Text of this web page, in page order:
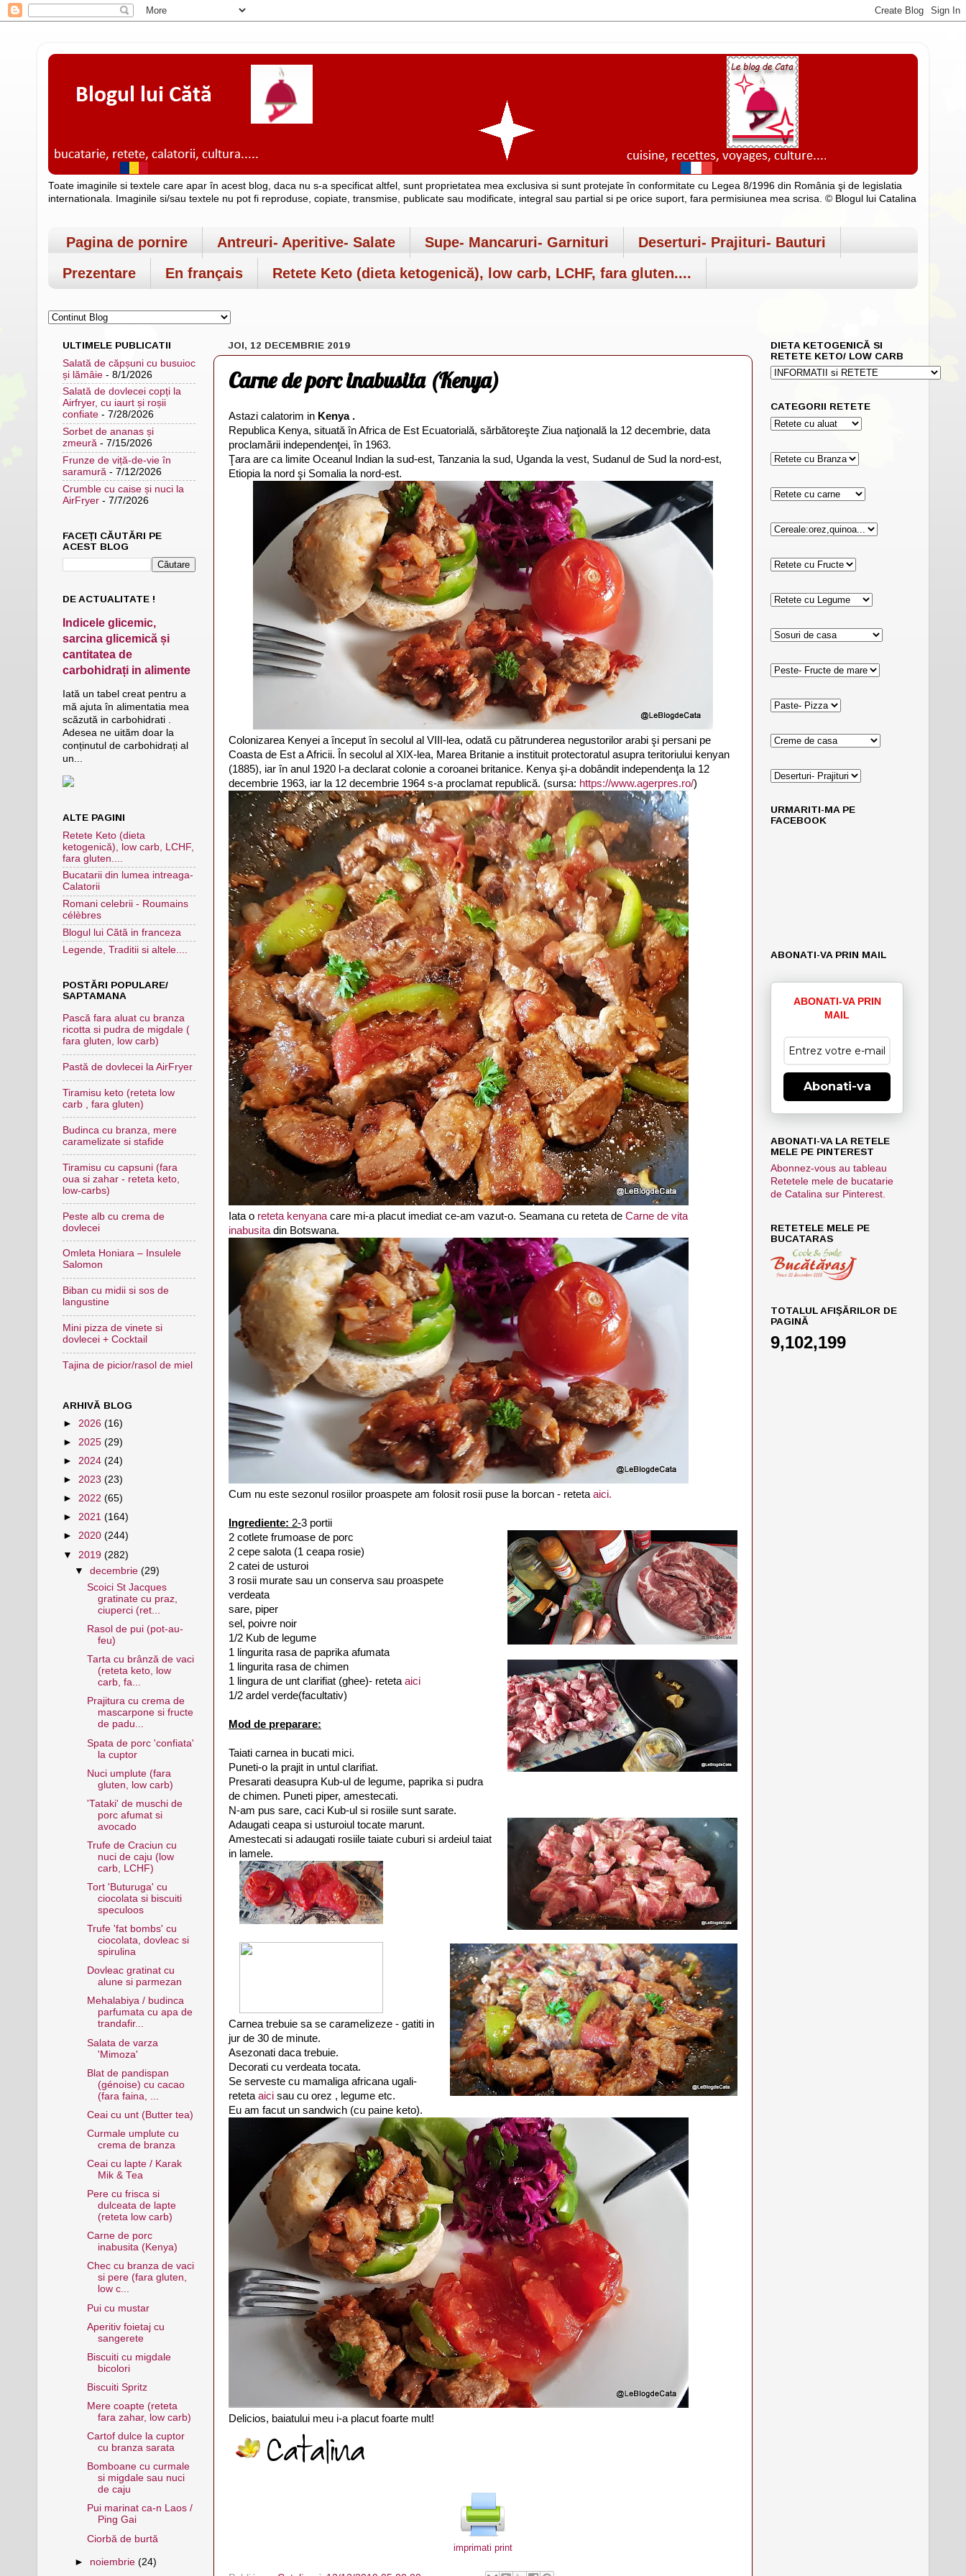
Toate imaginile si textele care apar în acest blog, daca nu s-a specificat altfel, sunt proprietatea mea exclusiva si sunt protejate în conformitate cu Legea 8/1996 din România şi de legislatia
internationala. Imaginile si/sau textele nu pot fi reproduse, copiate, transmise, publicate sau modificate, integral sau partial si pe orice suport, fara permisiunea mea scrisa. © Blogul lui Catalina
Pagina de pornire Antreuri- Aperitive- Salate Supe- Mancaruri- Garnituri
Deserturi- Prajituri- Bauturi
Prezentare
En français Retete Keto (dieta ketogenică), low carb, LCHF, fara gluten....
JOI, 12 DECEMBRIE 2019
Carne de porc inabusita (Kenya)
Astazi calatorim in Kenya .
Republica Kenya, situată în Africa de Est Ecuatorială, sărbătoreşte Ziua naţională la 12 decembrie, data
proclamării independenţei, în 1963.
Ţara are ca limite Oceanul Indian la sud-est, Tanzania la sud, Uganda la vest, Sudanul de Sud la nord-est,
Etiopia la nord şi Somalia la nord-est.
Colonizarea Kenyei a început în secolul al VIII-lea, odată cu pătrunderea negustorilor arabi şi persani pe
Coasta de Est a Africii. În secolul al XIX-lea, Marea Britanie a instituit protectoratul asupra teritoriului kenyan
(1885), iar în anul 1920 l-a declarat colonie a coroanei britanice. Kenya şi-a dobândit independenţa la 12
decembrie 1963, iar la 12 decembrie 1964 s-a proclamat republică. (sursa: https://www.agerpres.ro/)
Iata o reteta kenyana care mi-a placut imediat ce-am vazut-o. Seamana cu reteta de Carne de vita
inabusita din Botswana.
Cum nu este sezonul rosiilor proaspete am folosit rosii puse la borcan - reteta aici.
Ingrediente: 2-3 portii
2 cotlete frumoase de porc
2 cepe salota (1 ceapa rosie)
2 catei de usturoi
3 rosii murate sau un conserva sau proaspete
verdeata
sare, piper
sel, poivre noir
1/2 Kub de legume
1 lingurita rasa de paprika afumata
1 lingurita rasa de chimen
1 lingura de unt clarifiat (ghee)- reteta aici
1/2 ardel verde(facultativ)
Mod de preparare:
Taiati carnea in bucati mici.
Puneti-o la prajit in untul clarifiat.
Presarati deasupra Kub-ul de legume, paprika si pudra
de chimen. Puneti piper, amestecati.
N-am pus sare, caci Kub-ul si rosiile sunt sarate.
Adaugati ceapa si usturoiul tocate marunt.
Amestecati si adaugati rosiile taiate cuburi si ardeiul taiat
in lamele.
Carnea trebuie sa se caramelizeze - gatiti in
jur de 30 de minute.
Asezonati daca trebuie.
Decorati cu verdeata tocata.
Se serveste cu mamaliga africana ugali-
reteta aici sau cu orez , legume etc.
Eu am facut un sandwich (cu paine keto).
Delicios, baiatului meu i-a placut foarte mult!
imprimati print
ULTIMELE PUBLICATII
Salată de căpșuni cu busuioc
și lămâie - 8/1/2026
Salată de dovlecei copți la
Airfryer, cu iaurt și roșii
confiate - 7/28/2026
Sorbet de ananas și
zmeură - 7/15/2026
Frunze de viță-de-vie în
saramură - 7/12/2026
Crumble cu caise și nuci la
AirFryer - 7/7/2026
FACEȚI CĂUTĂRI PE
ACEST BLOG
DE ACTUALITATE !
Indicele glicemic,
sarcina glicemică și
cantitatea de
carbohidrați in alimente
Iată un tabel creat pentru a
mă ajuta în alimentatia mea
scăzută in carbohidrati .
Adesea ne uităm doar la
conținutul de carbohidrați al
un...
ALTE PAGINI
Retete Keto (dieta
ketogenică), low carb, LCHF,
fara gluten....
Bucatarii din lumea intreaga-
Calatorii
Romani celebrii - Roumains
célèbres
Blogul lui Cătă in franceza
Legende, Traditii si altele....
POSTĂRI POPULARE/
SAPTAMANA
Pască fara aluat cu branza
ricotta si pudra de migdale (
fara gluten, low carb)
Pastă de dovlecei la AirFryer
Tiramisu keto (reteta low
carb , fara gluten)
Budinca cu branza, mere
caramelizate si stafide
Tiramisu cu capsuni (fara
oua si zahar - reteta keto,
low-carbs)
Peste alb cu crema de
dovlecei
Omleta Honiara – Insulele
Salomon
Biban cu midii si sos de
langustine
Mini pizza de vinete si
dovlecei + Cocktail
Tajina de picior/rasol de miel
ARHIVĂ BLOG
► 2026 (16)
► 2025 (29)
► 2024 (24)
► 2023 (23)
► 2022 (65)
► 2021 (164)
► 2020 (244)
▼ 2019 (282)
▼decembrie(29)
Scoici St Jacques
gratinate cu praz,
ciuperci (ret...
Rasol de pui (pot-au-
feu)
Tarta cu brânză de vaci
(reteta keto, low
carb, fa...
Prajitura cu crema de
mascarpone si fructe
de padu...
Spata de porc 'confiata'
la cuptor
Nuci umplute (fara
gluten, low carb)
'Tataki' de muschi de
porc afumat si
avocado
Trufe de Craciun cu
nuci de caju (low
carb, LCHF)
Tort 'Buturuga' cu
ciocolata si biscuiti
speculoos
Trufe 'fat bombs' cu
ciocolata, dovleac si
spirulina
Dovleac gratinat cu
alune si parmezan
Mehalabiya / budinca
parfumata cu apa de
trandafir...
Salata de varza
'Mimoza'
Blat de pandispan
(génoise) cu cacao
(fara faina, ...
Ceai cu unt (Butter tea)
Curmale umplute cu
crema de branza
Ceai cu lapte / Karak
Mik & Tea
Pere cu frisca si
dulceata de lapte
(reteta low carb)
Carne de porc
inabusita (Kenya)
Chec cu branza de vaci
si pere (fara gluten,
low c...
Pui cu mustar
Aperitiv foietaj cu
sangerete
Biscuiti cu migdale
bicolori
Biscuiti Spritz
Mere coapte (reteta
fara zahar, low carb)
Cartof dulce la cuptor
cu branza sarata
Bomboane cu curmale
si migdale sau nuci
de caju
Pui marinat ca-n Laos /
Ping Gai
Ciorbă de burtă
► noiembrie(24)
DIETA KETOGENICĂ SI
RETETE KETO/ LOW CARB
CATEGORII RETETE
URMARITI-MA PE
FACEBOOK
ABONATI-VA PRIN MAIL
ABONATI-VA PRIN
MAIL
Abonati-va
ABONATI-VA LA RETELE
MELE PE PINTEREST
Abonnez-vous au tableau
Retetele mele de bucatarie
de Catalina sur Pinterest.
RETETELE MELE PE
BUCATARAS
TOTALUL AFIȘĂRILOR DE
PAGINĂ
9,102,199